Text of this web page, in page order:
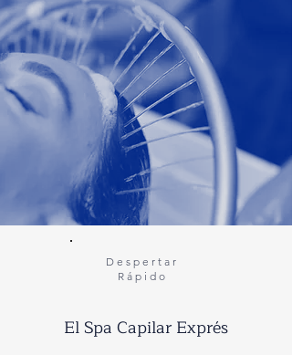
Despertar
Rápido
El Spa Capilar Exprés